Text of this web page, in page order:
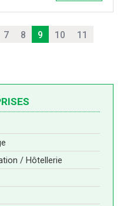
7 8 9 10 11
/ Hôtellerie